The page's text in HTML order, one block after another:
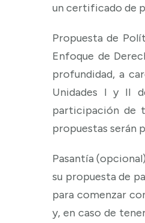
un certificado de
Propuesta de
Enfoque de
profundidad, a
Unidades I y II
participación de
propuestas serán
Pasantía
su propuesta de
para comenzar
y, en caso de